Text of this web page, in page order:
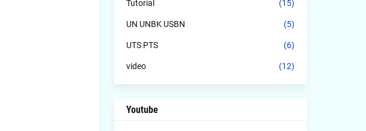
Tutorial (15)
UN UNBK USBN (5)
UTS PTS (6)
video (12)
Youtube